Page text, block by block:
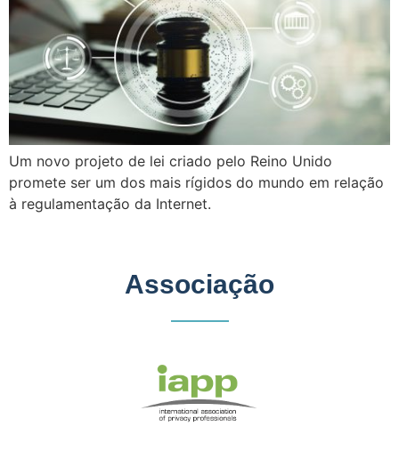
Um novo projeto de lei criado pelo Reino Unido
promete ser um dos mais rígidos do mundo em relação
à regulamentação da Internet.
Associação